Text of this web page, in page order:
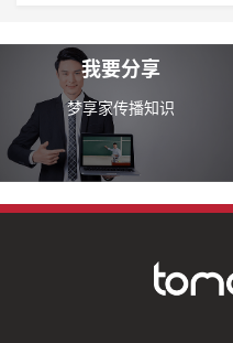
我要分享
梦享家传播知识